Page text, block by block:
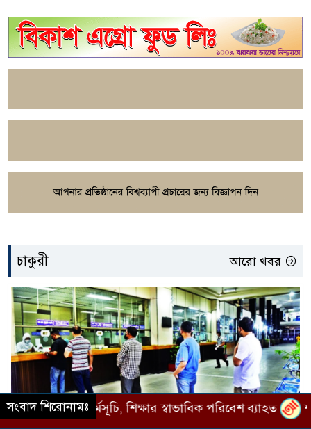
চাকুরী আরো খবর
সংবাদ শিরোনামঃ
শিক্ষার স্বাভাবিক পরিবেশ ব্যাহত শ্যামনগরে সংখ্যালঘু